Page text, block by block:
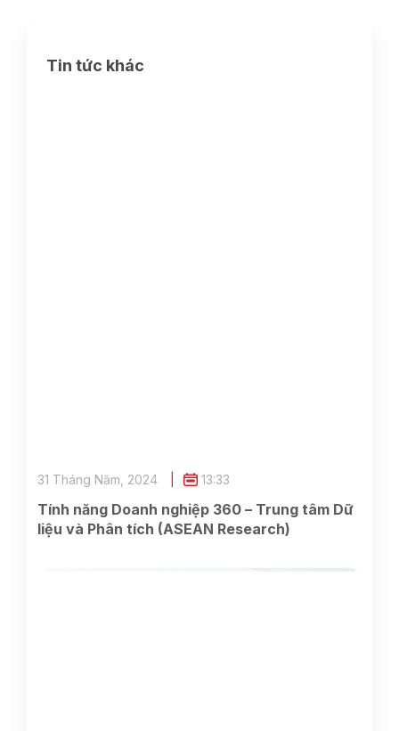
Tin tức khác
Tính năng Doanh nghiệp 360 – Trung tâm Dữ
liệu và Phân tích (ASEAN Research)
31 Tháng Năm, 2024 13:33